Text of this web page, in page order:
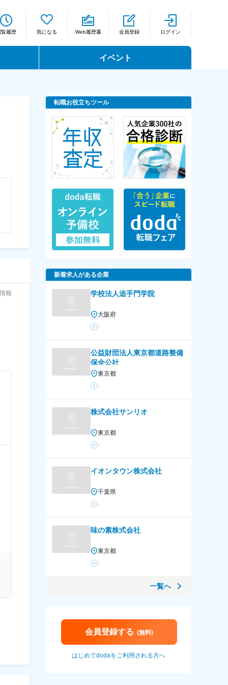
覧履歴 気になる Web履歴書 会員登録 ログイン
イベント
報
転職お役立ちツール
新着求人がある企業
学校法人追手門学院
大阪府
-
公益財団法人東京都道路整備
保全公社
東京都
-
株式会社サンリオ
東京都
-
イオンタウン株式会社
千葉県
-
味の素株式会社
東京都
-
一覧へ
会員登録する (無料)
はじめてdodaをご利用される方へ